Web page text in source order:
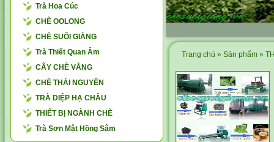
Trà Hoa Cúc
CHÈ OOLONG
CHÈ SUỐI GIÀNG
Trà Thiết Quan Âm
CÂY CHÈ VẰNG
CHÈ THÁI NGUYÊN
TRÀ DIỆP HẠ CHÂU
THIẾT BỊ NGÀNH CHÈ
Trà Sơn Mật Hồng Sâm
Trang chủ » Sản phẩm »